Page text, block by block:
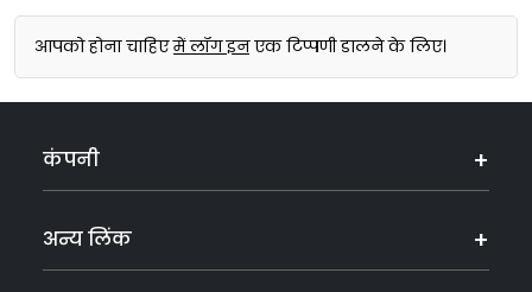
आपको होना चाहिएमें लॉग इनएक टिप्पणी डालने के लिए।
कंपनी
अन्य लिंक